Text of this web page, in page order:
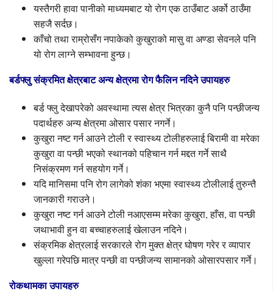
यस्तैगरी हावा पानीको माध्यमबाट यो रोग एक ठाउँबाट अर्को ठाउँमा
सहजै सर्दछ।
काँचो तथा राम्रोसँग नपाकेको कुखुराको मासु वा अण्डा सेवनले पनि
यो रोग लाग्ने सम्भावना हुन्छ।
बर्डफ्लु संक्रमित क्षेत्रबाट अन्य क्षेत्रमा रोग फैलिन नदिने उपायहरु
बर्ड फ्लु देखापरेको अवस्थामा त्यस क्षेत्र भित्रका कुनै पनि पन्छीजन्य
पदार्थहरु अन्य क्षेत्रमा ओसार पसार नगर्ने।
कुखुरा नष्ट गर्न आउने टोली र स्वास्थ्य टोलीहरुलाई बिरामी वा मरेका
कुखुरा वा पन्छी भएको स्थानको पहिचान गर्न मद्दत गर्ने साथै
निसंक्रमण गर्न सहयोग गर्ने।
यदि मानिसमा पनि रोग लागेको शंका भएमा स्वास्थ्य टोलीलाई तुरुन्तै
जानकारी गराउने।
कुखुरा नष्ट गर्न आउने टोली नआएसम्म मरेका कुखुरा, हाँस, वा पन्छी
जथाभावी हुन वा बच्चाहरुलाई खेलाउन नदिने।
संक्रमिक क्षेत्रलाई सरकारले रोग मुक्त क्षेत्र घोषण गरेर र व्यापार
खुल्ला गरेपछि मात्र पन्छी वा पन्छीजन्य सामानको ओसारपसार गर्ने।
रोकथामका उपायहरु